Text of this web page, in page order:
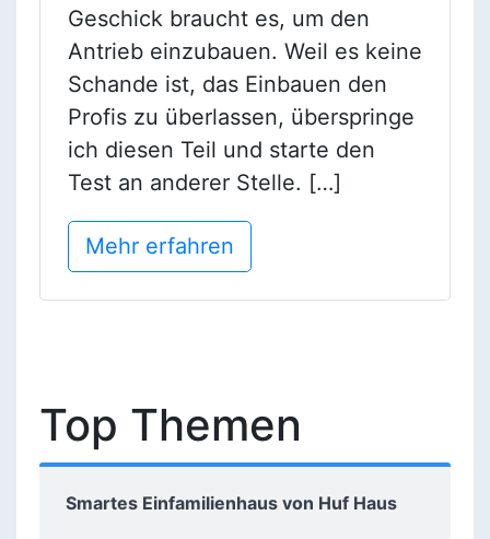
Geschick braucht es, um den
Antrieb einzubauen. Weil es keine
Schande ist, das Einbauen den
Profis zu überlassen, überspringe
ich diesen Teil und starte den
Test an anderer Stelle. […]
Mehr erfahren
Top Themen
Smartes Einfamilienhaus von Huf Haus